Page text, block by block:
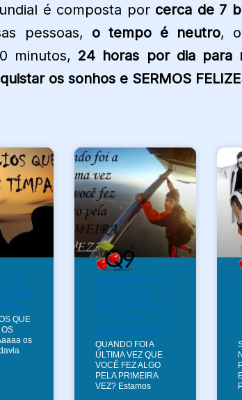
é composta por cerca de 7
pessoas, o tempo é neutro,
minutos, 24 horas por dia para
os sonhos e SERMOS
QUE
os
QUANDO FOI A
ÚLTIMA VEZ
QUE VOCÊ FEZ
ALGO PELA
PRIMEIRA VEZ?
QUANDO FOI A
ÚLTIMA VEZ QUE
VOCÊ FEZ ALGO
PELA PRIMEIRA
VEZ? Estamos